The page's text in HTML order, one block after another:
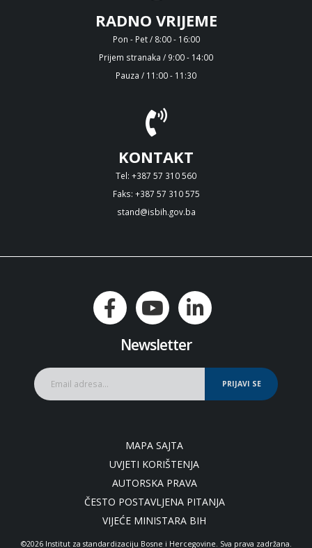
RADNO VRIJEME
Pon - Pet / 8:00 - 16:00
Prijem stranaka / 9:00 - 14:00
Pauza / 11:00 - 11:30
KONTAKT
Tel: +387 57 310 560
Faks: +387 57 310 575
stand@isbih.gov.ba
Newsletter
PRIJAVI SE
MAPA SAJTA
UVJETI KORIŠTENJA
AUTORSKA PRAVA
ČESTO POSTAVLJENA PITANJA
VIJEĆE MINISTARA BIH
©2026 Institut za standardizaciju Bosne i Hercegovine. Sva prava zadržana.